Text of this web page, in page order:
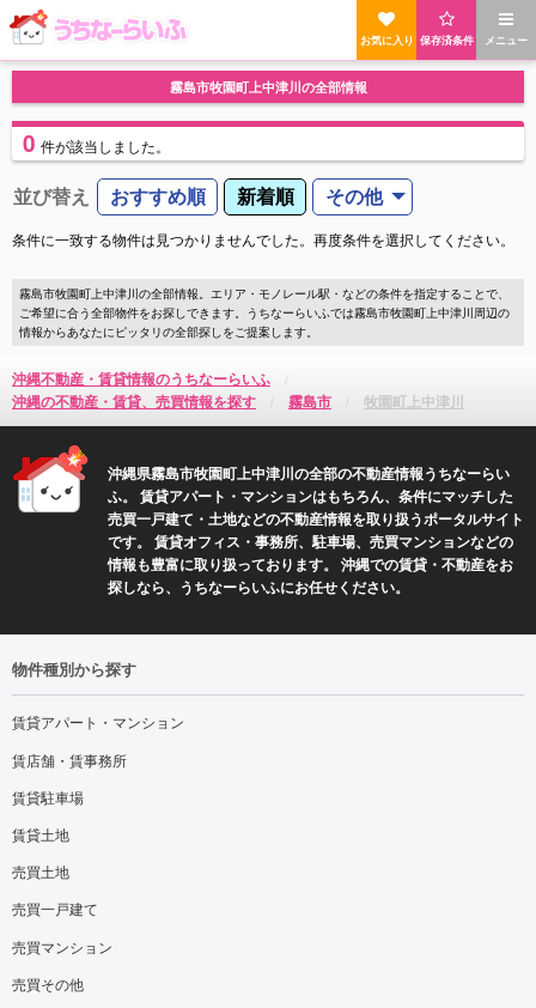
メニュー
保存済条件
お気に入り
霧島市牧園町上中津川の全部情報
0 件が該当しました。
並び替え おすすめ順 新着順 その他
条件に一致する物件は見つかりませんでした。再度条件を選択してください。
霧島市牧園町上中津川の全部情報。エリア・モノレール駅・などの条件を指定することで、
ご希望に合う全部物件をお探しできます。うちなーらいふでは霧島市牧園町上中津川周辺の
情報からあなたにピッタリの全部探しをご提案します。
沖縄不動産・賃貸情報のうちなーらいふ
沖縄の不動産・賃貸、売買情報を探す
霧島市 牧園町上中津川
沖縄県霧島市牧園町上中津川の全部の不動産情報うちなーらい
ふ。 賃貸アパート・マンションはもちろん、条件にマッチした
売買一戸建て・土地などの不動産情報を取り扱うポータルサイト
です。 賃貸オフィス・事務所、駐車場、売買マンションなどの
情報も豊富に取り扱っております。 沖縄での賃貸・不動産をお
探しなら、うちなーらいふにお任せください。
物件種別から探す
賃貸アパート・マンション
賃店舗・賃事務所
賃貸駐車場
賃貸土地
売買土地
売買一戸建て
売買マンション
売買その他